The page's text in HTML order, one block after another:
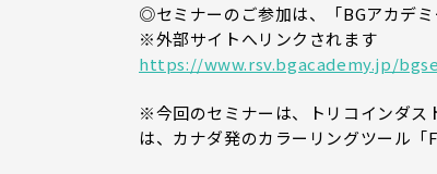
◎セミナーのご参加は、「BGアカデ
※外部サイトへリンクされます
https://www.rsv.bgacademy.jp/
※今回のセミナーは、トリコインダス
は、カナダ発のカラーリングツール「